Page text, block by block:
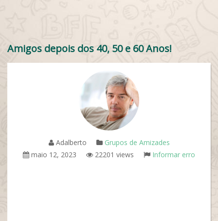
Amigos depois dos 40, 50 e 60 Anos!
Adalberto
Grupos de Amizades
maio 12, 2023
22201 views Informar erro